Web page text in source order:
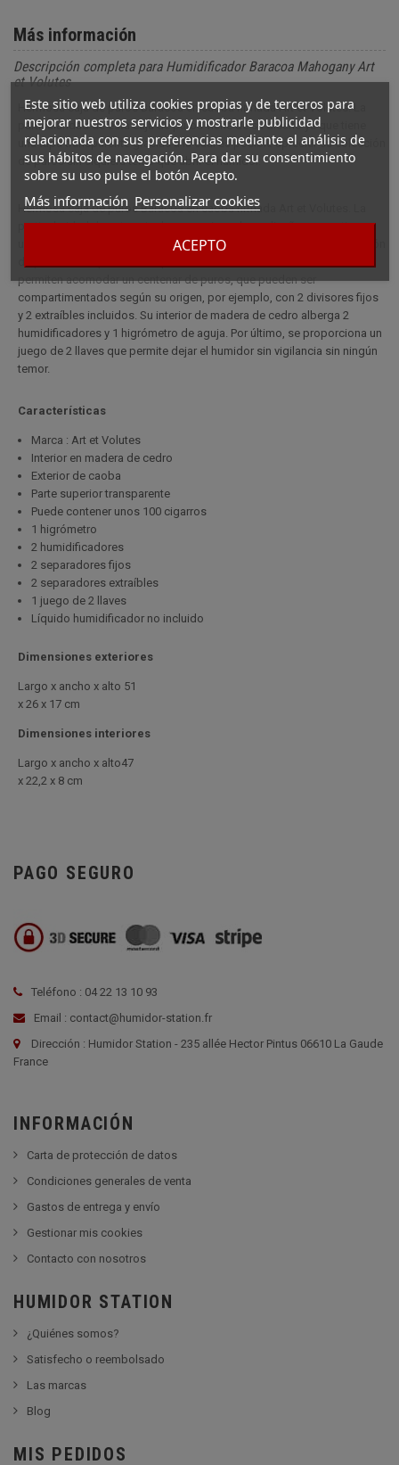
Este sitio web utiliza cookies propias y de terceros para
mejorar nuestros servicios y mostrarle publicidad
relacionada con sus preferencias mediante el análisis de
sus hábitos de navegación. Para dar su consentimiento
sobre su uso pulse el botón Acepto.
Más información Personalizar cookies
ACEPTO
Más información
Descripción completa para Humidificador Baracoa Mahogany Art
et Volutes
Hermosa caja de puros Baracoa en caoba firmada Art et Volutes. La
particularidad de esta caja de puros viene de su diseño ya que tiene
una tapa transparente gracias a la cual es posible apreciar su colección
de puros sin siquiera tener que abrir el humidor.
Hermosa caja de puros Baracoa en caoba firmada Art et Volutes. La
particularidad de esta caja de puros viene de su diseño ya que tiene
una tapa transparente gracias a la cual es posible apreciar su colección
permiten acomodar un centenar de puros, que pueden ser
compartimentados según su origen, por ejemplo, con 2 divisores fijos
y 2 extraíbles incluidos. Su interior de madera de cedro alberga 2
humidificadores y 1 higrómetro de aguja. Por último, se proporciona un
juego de 2 llaves que permite dejar el humidor sin vigilancia sin ningún
temor.
Características
Marca : Art et Volutes
Interior en madera de cedro
Exterior de caoba
Parte superior transparente
Puede contener unos 100 cigarros
1 higrómetro
2 humidificadores
2 separadores fijos
2 separadores extraíbles
1 juego de 2 llaves
Líquido humidificador no incluido
Dimensiones exteriores
Largo x ancho x alto 51
x 26 x 17 cm
Dimensiones interiores
Largo x ancho x alto47
x 22,2 x 8 cm
PAGO SEGURO
Teléfono : 04 22 13 10 93
Email : contact@humidor-station.fr
Dirección : Humidor Station - 235 allée Hector Pintus 06610 La Gaude
France
INFORMACIÓN
Carta de protección de datos
Condiciones generales de venta
Gastos de entrega y envío
Gestionar mis cookies
Contacto con nosotros
HUMIDOR STATION
¿Quiénes somos?
Satisfecho o reembolsado
Las marcas
Blog
MIS PEDIDOS